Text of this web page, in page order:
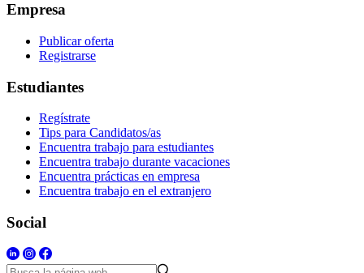
Empresa
Publicar oferta
Registrarse
Estudiantes
Regístrate
Tips para Candidatos/as
Encuentra trabajo para estudiantes
Encuentra trabajo durante vacaciones
Encuentra prácticas en empresa
Encuentra trabajo en el extranjero
Social